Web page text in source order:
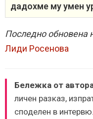
дадохме му умен
Последно обновена
Лиди Росенова
Бележка от
личен разказ,
споделен в